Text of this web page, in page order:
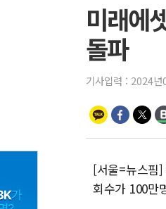
미래에
돌파
기사입력 : 2024년
[서울=뉴스핌
회수가 100만